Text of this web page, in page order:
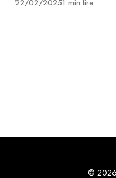
22/02/20251 min lire
© 2026